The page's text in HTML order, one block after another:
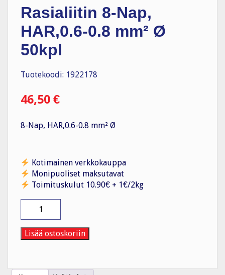
Rasialiitin 8-Nap,
HAR,0.6-0.8 mm² Ø
50kpl
Tuotekoodi: 1922178
46,50 €
8-Nap, HAR,0.6-0.8 mm² Ø
Kotimainen verkkokauppa
Monipuoliset maksutavat
Toimituskulut 10.90€ + 1€/2kg
Nap,
HAR,0.6-
0.8
50kpl
Lisää ostoskoriin